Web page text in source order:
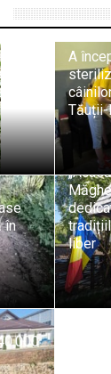
pe
A
în
liber